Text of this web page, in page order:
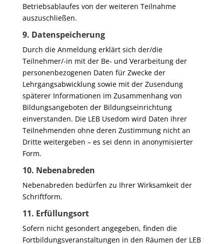
Betriebsablaufes von der weiteren Teilnahme
auszuschließen.
9. Datenspeicherung
Durch die Anmeldung erklärt sich der/die
Teilnehmer/-in mit der Be- und Verarbeitung der
personenbezogenen Daten für Zwecke der
Lehrgangsabwicklung sowie mit der Zusendung
späterer Informationen im Zusammenhang von
Bildungsangeboten der Bildungseinrichtung
einverstanden. Die LEB Usedom wird Daten ihrer
Teilnehmenden ohne deren Zustimmung nicht an
Dritte weitergeben – es sei denn in anonymisierter
Form.
10. Nebenabreden
Nebenabreden bedürfen zu Ihrer Wirksamkeit der
Schriftform.
11. Erfüllungsort
Sofern nicht gesondert angegeben, finden die
Fortbildungsveranstaltungen in den Räumen der LEB